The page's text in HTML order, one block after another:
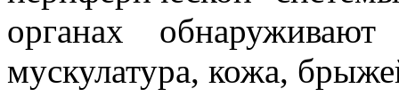
органах
мускулатура, кожа,